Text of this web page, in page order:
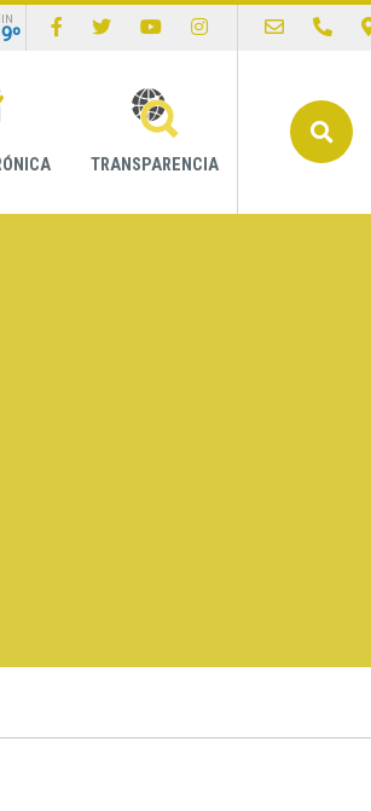
TRANSPARENCIA